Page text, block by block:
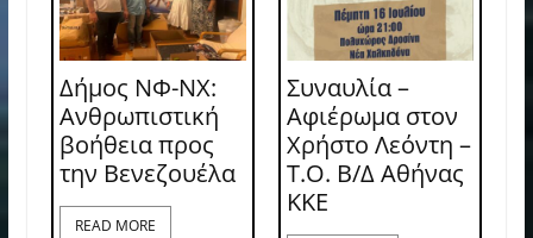
Δήμος ΝΦ-ΝΧ:
Ανθρωπιστική
βοήθεια προς
την Βενεζουέλα
READ MORE
Συναυλία –
Αφιέρωμα στον
Χρήστο Λεόντη –
Τ.Ο. Β/Δ Αθήνας
ΚΚΕ